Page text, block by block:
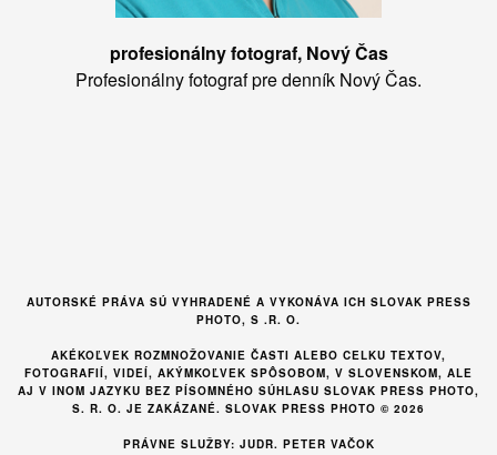
profesionálny fotograf, Nový Čas
Profesionálny fotograf pre denník Nový Čas.
AUTORSKÉ PRÁVA SÚ VYHRADENÉ A VYKONÁVA ICH SLOVAK PRESS
PHOTO, S .R. O.
AKÉKOĽVEK ROZMNOŽOVANIE ČASTI ALEBO CELKU TEXTOV,
FOTOGRAFIÍ, VIDEÍ, AKÝMKOĽVEK SPÔSOBOM, V SLOVENSKOM, ALE
AJ V INOM JAZYKU BEZ PÍSOMNÉHO SÚHLASU SLOVAK PRESS PHOTO,
S. R. O. JE ZAKÁZANÉ. SLOVAK PRESS PHOTO © 2026
PRÁVNE SLUŽBY: JUDR. PETER VAČOK